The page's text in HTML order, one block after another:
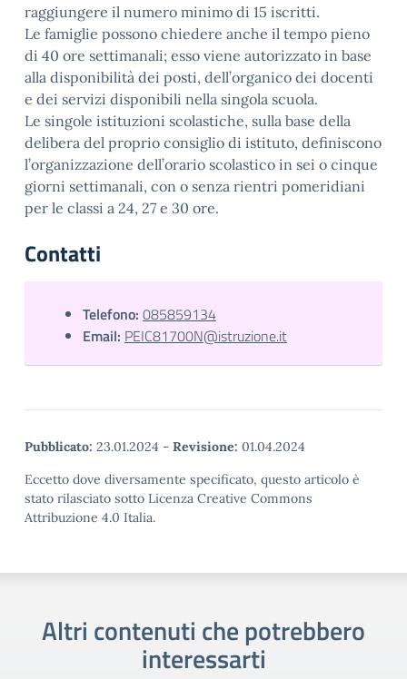
raggiungere il numero minimo di 15 iscritti.
Le famiglie possono chiedere anche il tempo pieno
di 40 ore settimanali; esso viene autorizzato in base
alla disponibilità dei posti, dell’organico dei docenti
e dei servizi disponibili nella singola scuola.
Le singole istituzioni scolastiche, sulla base della
delibera del proprio consiglio di istituto, definiscono
l’organizzazione dell’orario scolastico in sei o cinque
giorni settimanali, con o senza rientri pomeridiani
per le classi a 24, 27 e 30 ore.
Contatti
Telefono: 085859134
Email: PEIC81700N@istruzione.it
Pubblicato: 23.01.2024 - Revisione: 01.04.2024
Eccetto dove diversamente specificato, questo articolo è
stato rilasciato sotto Licenza Creative Commons
Attribuzione 4.0 Italia.
Altri contenuti che potrebbero
interessarti